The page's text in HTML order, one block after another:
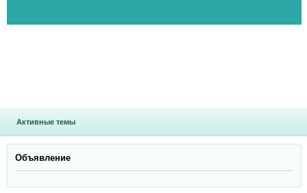
Активные темы
Объявление